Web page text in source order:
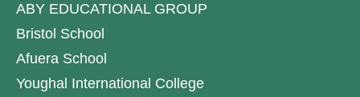
ABY EDUCATIONAL GROUP
Bristol School
Afuera School
Youghal International College